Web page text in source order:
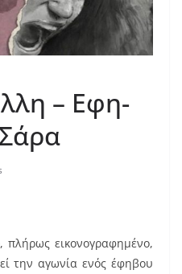
– Εφη-
πλήρως εικονογραφημένο,
την αγωνία ενός έφηβου